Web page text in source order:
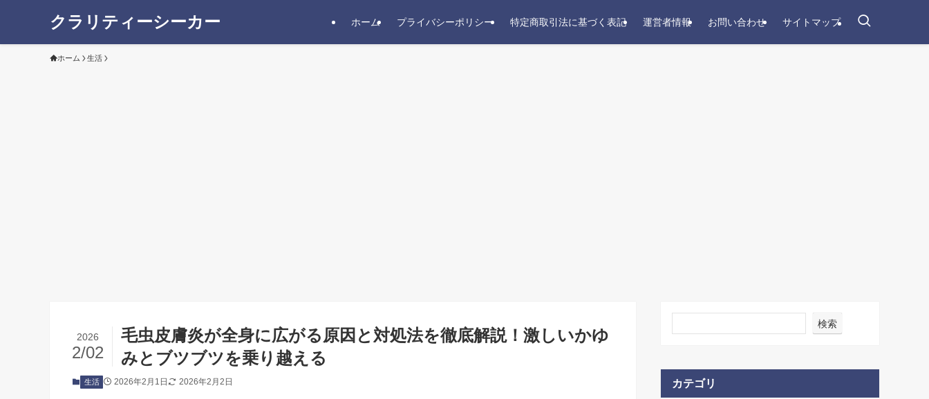
クラリティーシーカー ホーム プライバシーポリシー 特定商取引法に基づく表記 運営者情報 お問い合わせ サイトマップ
ホーム 生活
毛虫皮膚炎が全身に広がる原因と対処法を徹底解説！激しいかゆ
みとブツブツを乗り越える
2026
2/02
生活 2026年2月1日 2026年2月2日
検索
カテゴリ